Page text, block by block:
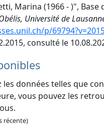
Marina (1966 - )", Base
Université de
p/
consulté le
les données telles que
vous pouvez les
récente)